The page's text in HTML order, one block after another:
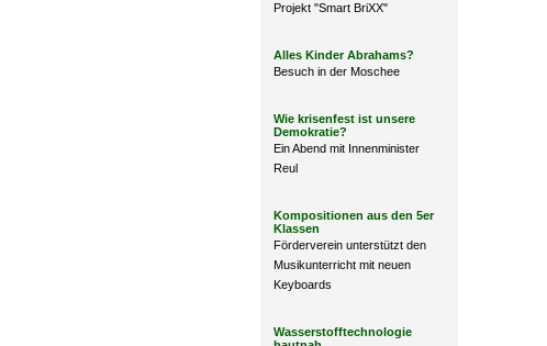
Projekt "Smart BriXX"
Alles Kinder Abrahams?
Besuch in der Moschee
Wie krisenfest ist unsere
Demokratie?
Ein Abend mit Innenminister
Reul
Kompositionen aus den 5er
Klassen
Förderverein unterstützt den
Musikunterricht mit neuen
Keyboards
Wasserstofftechnologie